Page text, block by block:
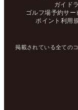
ガイド
ゴルフ場予約サー
ポイント利用
掲載されている全ての